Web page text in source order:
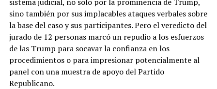
sino también por sus implacables ataques verbales sobre
la base del caso y sus participantes. Pero el veredicto del
jurado de 12 personas marcó un repudio a los esfuerzos
de las Trump para socavar la confianza en los
procedimientos o para impresionar potencialmente al
panel con una muestra de apoyo del Partido
Republicano.